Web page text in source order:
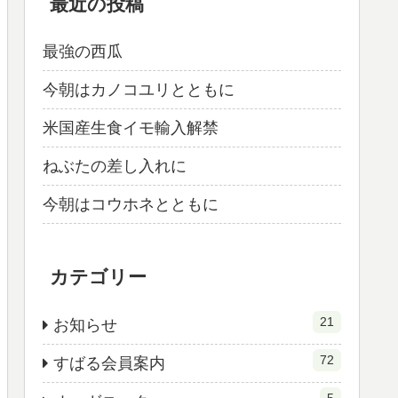
最強の西瓜
今朝はカノコユリとともに
米国産生食イモ輸入解禁
ねぶたの差し入れに
今朝はコウホネとともに
カテゴリー
お知らせ 21
すばる会員案内 72